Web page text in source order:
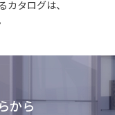
タログは、
から